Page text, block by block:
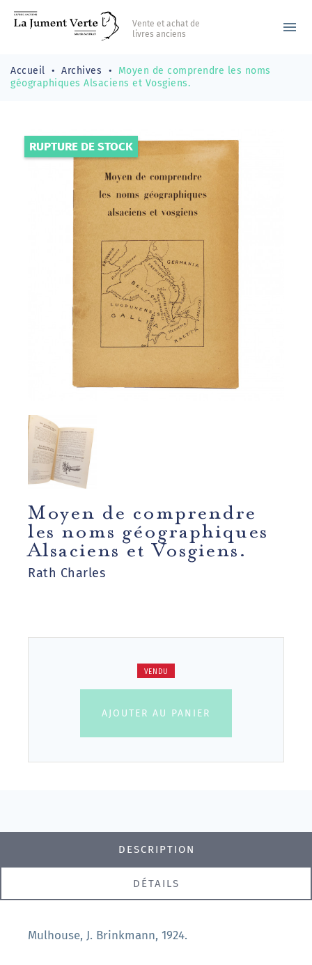
Vente et achat de
livres anciens
menu
Accueil Archives
Moyen de comprendre les noms
géographiques Alsaciens et Vosgiens.
RUPTURE DE STOCK
Moyen de comprendre
les noms géographiques
Alsaciens et Vosgiens.
Rath Charles
VENDU
AJOUTER AU PANIER
DESCRIPTION
DÉTAILS
Mulhouse, J. Brinkmann, 1924.